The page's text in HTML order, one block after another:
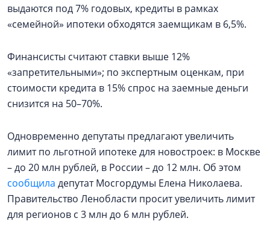
выдаются под 7% годовых, кредиты в рамках
«семейной» ипотеки обходятся заемщикам в 6,5%.
Финансисты считают ставки выше 12%
«запретительными»; по экспертным оценкам, при
стоимости кредита в 15% спрос на заемные деньги
снизится на 50–70%.
Одновременно депутаты предлагают увеличить
лимит по льготной ипотеке для новостроек: в Москве
– до 20 млн рублей, в России – до 12 млн. Об этом
сообщила депутат Мосгордумы Елена Николаева.
Правительство Ленобласти просит увеличить лимит
для регионов с 3 млн до 6 млн рублей.